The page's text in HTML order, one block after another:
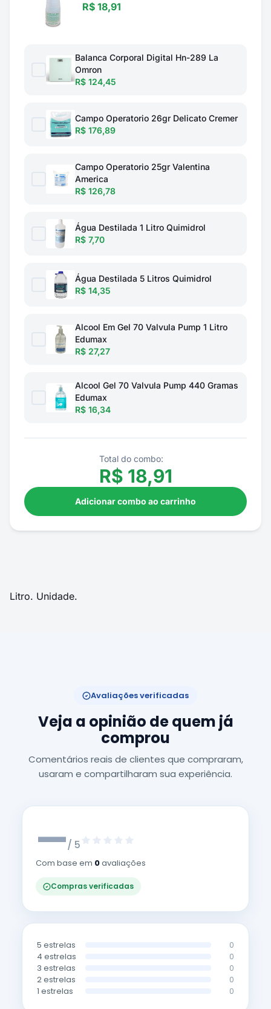
R$ 18,91
Balanca Corporal Digital Hn-289 La
Omron
R$ 124,45
Campo Operatorio 26gr Delicato Cremer
R$ 176,89
Campo Operatorio 25gr Valentina
America
R$ 126,78
Água Destilada 1 Litro Quimidrol
R$ 7,70
Água Destilada 5 Litros Quimidrol
R$ 14,35
Alcool Em Gel 70 Valvula Pump 1 Litro
Edumax
R$ 27,27
Alcool Gel 70 Valvula Pump 440 Gramas
Edumax
R$ 16,34
Total do combo:
R$ 18,91
Adicionar combo ao carrinho
Litro. Unidade.
Avaliações verificadas
Veja a opinião de quem já
comprou
Comentários reais de clientes que compraram,
usaram e compartilharam sua experiência.
—/ 5
Com base em 0avaliações
Compras verificadas
5 estrelas 0
4 estrelas 0
3 estrelas 0
2 estrelas 0
1 estrelas 0